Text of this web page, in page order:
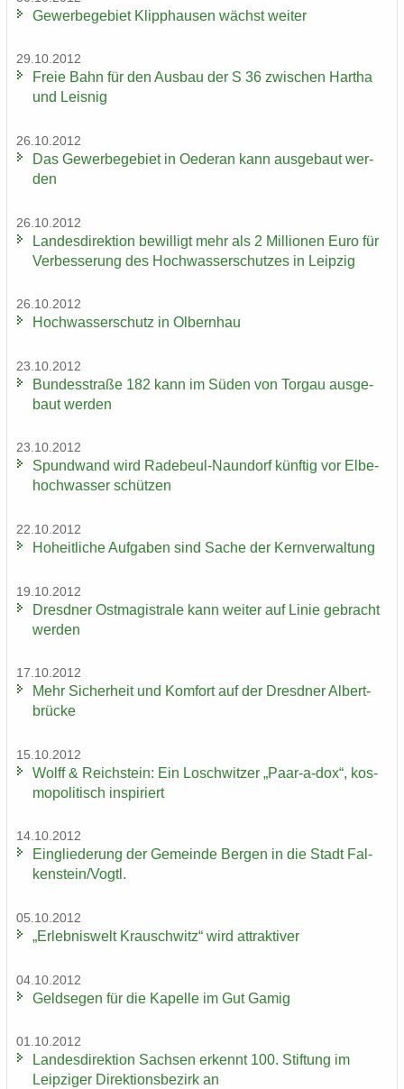
Ge­wer­be­ge­biet Klipp­hau­sen wächst wei­ter
29.10.2012
Freie Bahn für den Aus­bau der S 36 zwi­schen Har­tha
und Leis­nig
26.10.2012
Das Ge­wer­be­ge­biet in Oe­der­an kann aus­ge­baut wer­
den
26.10.2012
Lan­des­di­rek­ti­on be­wil­ligt mehr als 2 Mil­lio­nen Euro für
Ver­bes­se­rung des Hoch­was­ser­schut­zes in Leip­zig
26.10.2012
Hoch­was­ser­schutz in Ol­bern­hau
23.10.2012
Bun­des­stra­ße 182 kann im Süden von Tor­gau aus­ge­
baut wer­den
23.10.2012
Spund­wand wird Radebeul-​Naundorf künf­tig vor El­be­
hoch­was­ser schüt­zen
22.10.2012
Ho­heit­li­che Auf­ga­ben sind Sache der Kern­ver­wal­tung
19.10.2012
Dresd­ner Ost­ma­gis­tra­le kann wei­ter auf Linie ge­bracht
wer­den
17.10.2012
Mehr Si­cher­heit und Kom­fort auf der Dresd­ner Al­bert­
brü­cke
15.10.2012
Wolff & Reichs­tein: Ein Losch­wit­zer „Paar-​a-dox“, kos­
mo­po­li­tisch in­spi­riert
14.10.2012
Ein­glie­de­rung der Ge­mein­de Ber­gen in die Stadt Fal­
ken­stein/Vogtl.
05.10.2012
„Er­leb­nis­welt Krausch­witz“ wird at­trak­ti­ver
04.10.2012
Geld­se­gen für die Ka­pel­le im Gut Gamig
01.10.2012
Lan­des­di­rek­ti­on Sach­sen er­kennt 100. Stif­tung im
Leip­zi­ger Di­rek­ti­ons­be­zirk an